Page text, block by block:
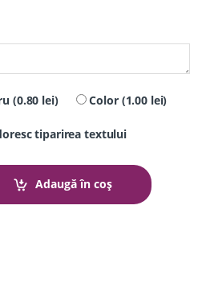
(0.80 lei) Color (1.00 lei)
tiparirea textului
Adaugă în coș